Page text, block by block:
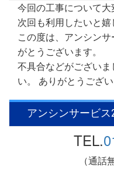
今回の工事について大
次回も利用したいと嬉
この度は、アンシン
がとうございます。
不具合などがござい
い。 ありがとうござい
アンシンサービス
TEL.
（通話